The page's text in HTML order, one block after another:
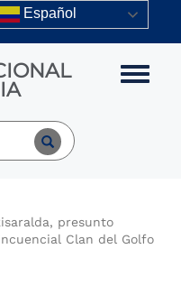
Español
Toggle
presunto
Clan del Golfo